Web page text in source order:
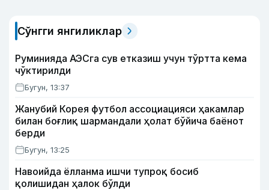
Сўнгги янгиликлар
Руминияда АЭСга сув етказиш учун тўртта кема
чўктирилди
Бугун, 13:37
Жанубий Корея футбол ассоциацияси ҳакамлар
билан боғлиқ шармандали ҳолат бўйича баёнот
берди
Бугун, 13:25
Навоийда ёлланма ишчи тупроқ босиб
қолишидан ҳалок бўлди